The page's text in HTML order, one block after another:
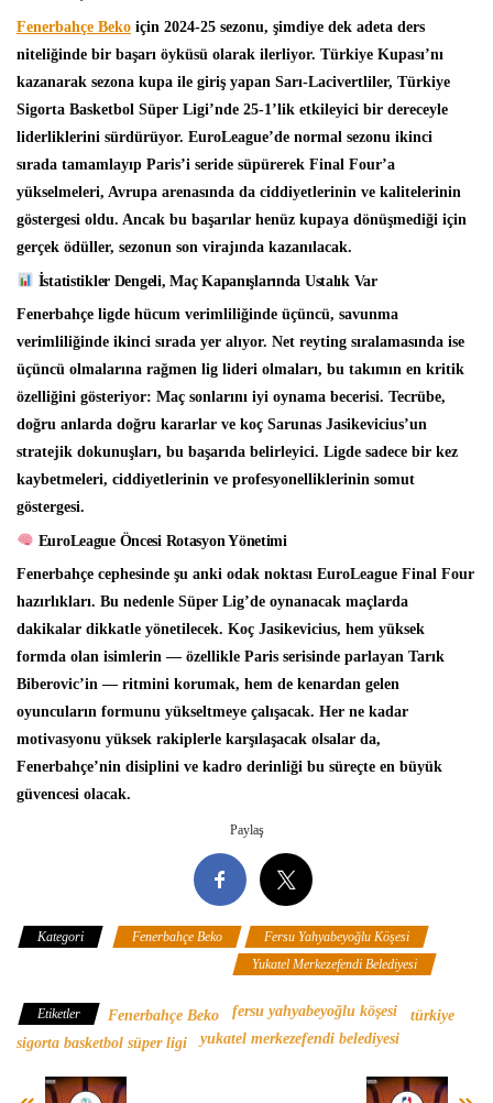
Fenerbahçe Beko için 2024-25 sezonu, şimdiye dek adeta ders
niteliğinde bir başarı öyküsü olarak ilerliyor. Türkiye Kupası’nı
kazanarak sezona kupa ile giriş yapan Sarı-Lacivertliler, Türkiye
Sigorta Basketbol Süper Ligi’nde 25-1’lik etkileyici bir dereceyle
liderliklerini sürdürüyor. EuroLeague’de normal sezonu ikinci
sırada tamamlayıp Paris’i seride süpürerek Final Four’a
yükselmeleri, Avrupa arenasında da ciddiyetlerinin ve kalitelerinin
göstergesi oldu. Ancak bu başarılar henüz kupaya dönüşmediği için
gerçek ödüller, sezonun son virajında kazanılacak.
İstatistikler Dengeli, Maç Kapanışlarında Ustalık Var
Fenerbahçe ligde hücum verimliliğinde üçüncü, savunma
verimliliğinde ikinci sırada yer alıyor. Net reyting sıralamasında ise
üçüncü olmalarına rağmen lig lideri olmaları, bu takımın en kritik
özelliğini gösteriyor: Maç sonlarını iyi oynama becerisi. Tecrübe,
doğru anlarda doğru kararlar ve koç Sarunas Jasikevicius’un
stratejik dokunuşları, bu başarıda belirleyici. Ligde sadece bir kez
kaybetmeleri, ciddiyetlerinin ve profesyonelliklerinin somut
göstergesi.
EuroLeague Öncesi Rotasyon Yönetimi
Fenerbahçe cephesinde şu anki odak noktası EuroLeague Final Four
hazırlıkları. Bu nedenle Süper Lig’de oynanacak maçlarda
dakikalar dikkatle yönetilecek. Koç Jasikevicius, hem yüksek
formda olan isimlerin — özellikle Paris serisinde parlayan Tarık
Biberovic’in — ritmini korumak, hem de kenardan gelen
oyuncuların formunu yükseltmeye çalışacak. Her ne kadar
motivasyonu yüksek rakiplerle karşılaşacak olsalar da,
Fenerbahçe’nin disiplini ve kadro derinliği bu süreçte en büyük
güvencesi olacak.
Paylaş
Kategori Fenerbahçe Beko
Fersu Yahyabeyoğlu Köşesi
Yukatel Merkezefendi Belediyesi
Etiketler Fenerbahçe Beko fersu yahyabeyoğlu köşesi
türkiye
sigorta basketbol süper ligi
yukatel merkezefendi belediyesi